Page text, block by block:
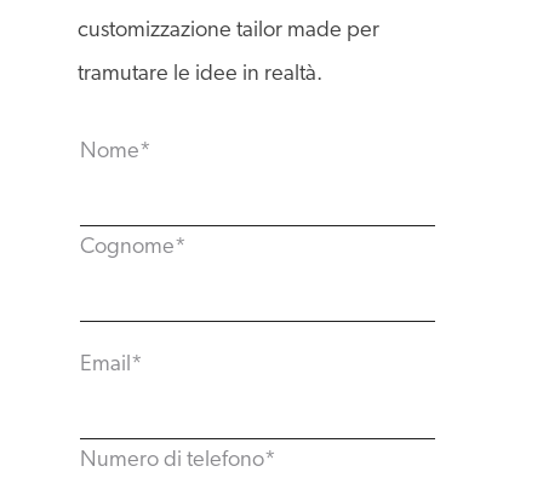
customizzazione tailor made per
tramutare le idee in realtà.
Nome*
Cognome*
Email*
Numero di telefono*